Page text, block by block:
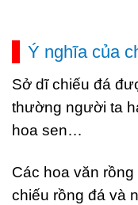
Ý nghĩa của
Sở dĩ chiếu đá
thường người ta
hoa sen…
Các hoa văn
chiếu rồng đá và